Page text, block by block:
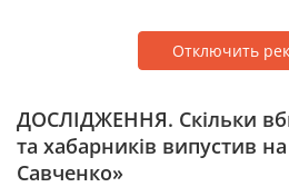
Отключить
ДОСЛІДЖЕННЯ. Скільки
та хабарників випустив
Савченко»